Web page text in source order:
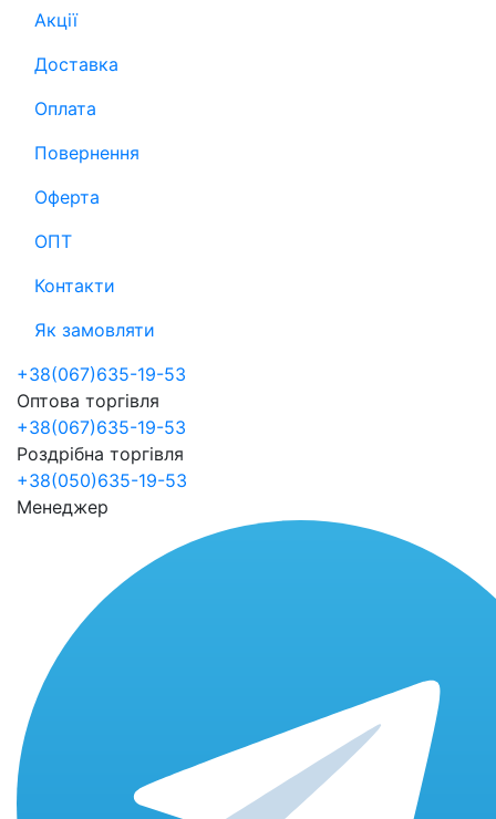
Акції
Доставка
Оплата
Повернення
Оферта
ОПТ
Контакти
Як замовляти
+38(067)635-19-53
Оптова торгівля
+38(067)635-19-53
Роздрібна торгівля
+38(050)635-19-53
Менеджер